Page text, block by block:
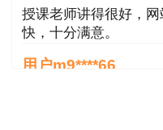
目？
答：根据滚动管理办
过的科目即可。
用户m9****66
各位老师的服务态度
站的教学质量越来越